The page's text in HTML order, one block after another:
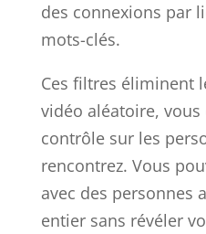
des connexions par
mots-clés.
Ces filtres éliminent
vidéo aléatoire,
contrôle sur les
rencontrez. Vous
avec des personnes
entier sans révéler